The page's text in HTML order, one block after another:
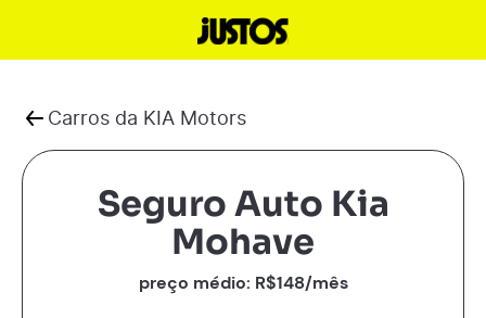
Carros da KIA Motors
Seguro Auto Kia
Mohave
preço médio: R$148/mês